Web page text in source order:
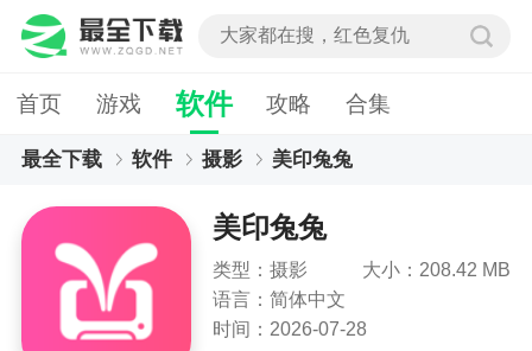
首页 游戏 软件 攻略 合集
最全下载 软件 摄影 美印兔兔
美印兔兔
类型：摄影
大小：208.42 MB
语言：简体中文
时间：2026-07-28